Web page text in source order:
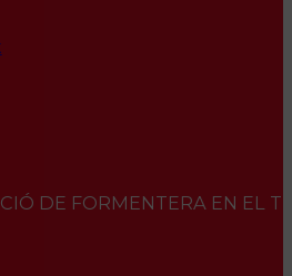
DE FORMENTERA EN EL